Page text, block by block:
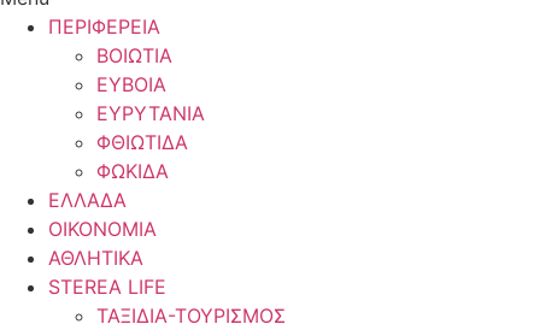
ΠΕΡΙΦΕΡΕΙΑ
ΒΟΙΩΤΙΑ
ΕΥΒΟΙΑ
ΕΥΡΥΤΑΝΙΑ
ΦΘΙΩΤΙΔΑ
ΦΩΚΙΔΑ
ΕΛΛΑΔΑ
ΟΙΚΟΝΟΜΙΑ
ΑΘΛΗΤΙΚΑ
STEREA LIFE
ΤΑΞΙΔΙΑ-ΤΟΥΡΙΣΜΟΣ